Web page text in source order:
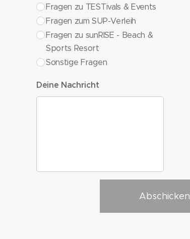
Fragen zu TESTivals & Events
Fragen zum SUP-Verleih
Fragen zu sunRISE - Beach &
Sports Resort
Sonstige Fragen
Deine Nachricht
Abschicken